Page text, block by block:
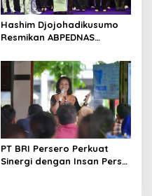
Hashim Djojohadikusumo
Resmikan ABPEDNAS
Perkuat Ketahanan
Nasional dari Desa
PT BRI Persero Perkuat
Sinergi dengan Insan Pers